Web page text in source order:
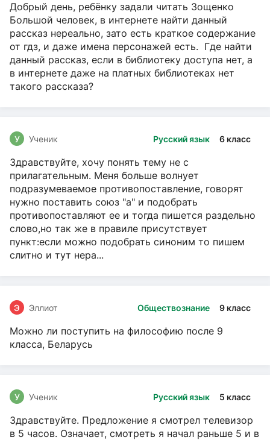
Добрый день, ребёнку задали читать Зощенко
Большой человек, в интернете найти данный
рассказ нереально, зато есть краткое содержание
от гдз, и даже имена персонажей есть. Где найти
данный рассказ, если в библиотеку доступа нет, а
в интернете даже на платных библиотеках нет
такого рассказа?
Русский язык 6 класс
У Ученик
Здравствуйте, хочу понять тему не с
прилагательным. Меня больше волнует
подразумеваемое противопоставление, говорят
нужно поставить союз "а" и подобрать
противопоставляют ее и тогда пишется раздельно
слово,но так же в правиле присутствует
пункт:если можно подобрать синоним то пишем
слитно и тут нера...
Обществознание 9 класс
Э Эллиот
Можно ли поступить на философию после 9
класса, Беларусь
Русский язык 5 класс
У Ученик
Здравствуйте. Предложение я смотрел телевизор
в 5 часов. Означает, смотреть я начал раньше 5 и в